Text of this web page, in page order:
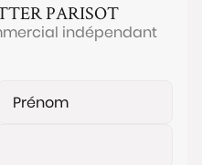
PARISOT
indépendant